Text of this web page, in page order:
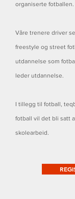
organiserte fotballen.
Våre trenere driver
freestyle og street
utdannelse som
leder utdannelse.
I tillegg til fotball,
fotball vil det bli satt
skolearbeid.